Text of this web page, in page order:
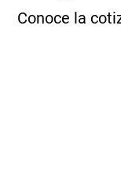
Conoce la